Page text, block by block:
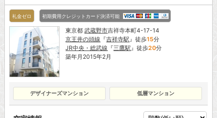
礼金ゼロ 初期費用クレジットカード決済可能
東京都武蔵野市吉祥寺本町4-17-14
京王井の頭線 『吉祥寺駅』徒歩15分
JR中央・総武線 『三鷹駅』徒歩20分
築年月2015年2月
デザイナーズマンション 低層マンション